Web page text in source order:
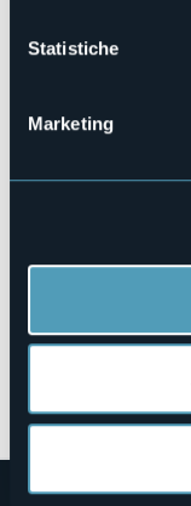
Statistiche
Marketing
28041 - Arona (NO)